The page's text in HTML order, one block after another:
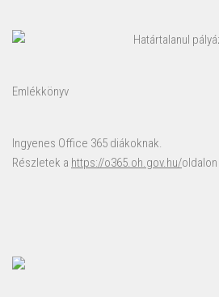
Határtalanul
Emlékkönyv
Ingyenes Office 365 diákoknak.
Részletek a https://o365.oh.gov.hu/oldalon